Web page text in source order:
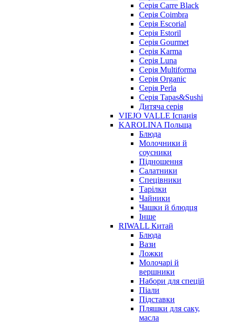
Серія Carre Black
Серія Coimbra
Серія Escorial
Серія Estoril
Серія Gourmet
Серія Karma
Серія Luna
Серія Multiforma
Серія Organic
Серія Perla
Серія Tapas&Sushi
Дитяча серія
VIEJO VALLE Іспанія
KAROLINA Польща
Блюда
Молочники й
соусники
Підношення
Салатники
Спецівники
Тарілки
Чайники
Чашки й блюдця
Інше
RIWALL Китай
Блюда
Вази
Ложки
Молочарі й
вершники
Набори для спецій
Піали
Підставки
Пляшки для саку,
масла